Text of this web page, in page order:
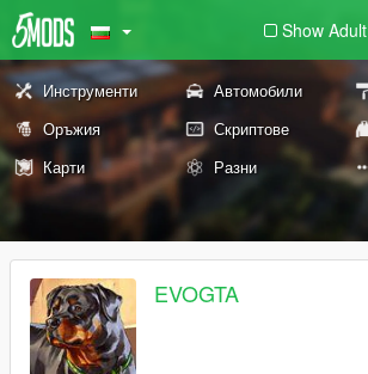
Show Adult
Инструменти Автомобили
Оръжия Скриптове
Карти
Разни
EVOGTA